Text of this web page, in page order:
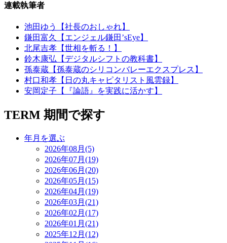
連載執筆者
池田ゆう【社長のおしゃれ】
鎌田富久【エンジェル鎌田’sEye】
北尾吉孝【世相を斬る！】
鈴木康弘【デジタルシフトの教科書】
孫泰蔵【孫泰蔵のシリコンバレーエクスプレス】
村口和孝【日の丸キャピタリスト風雲録】
安岡定子【『論語』を実践に活かす】
TERM 期間で探す
年月を選ぶ
2026年08月(5)
2026年07月(19)
2026年06月(20)
2026年05月(15)
2026年04月(19)
2026年03月(21)
2026年02月(17)
2026年01月(21)
2025年12月(12)